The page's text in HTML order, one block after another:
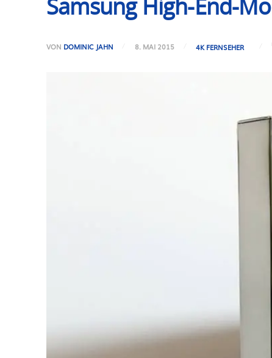
Samsung High-End-
VON DOMINIC JAHN 8. MAI 2015 4K FERNSEHER